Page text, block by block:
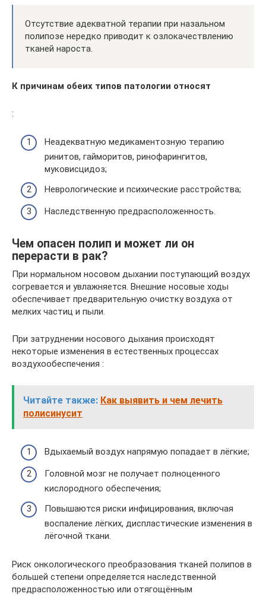
Отсутствие адекватной терапии при назальном
полипозе нередко приводит к озлокачествлению
тканей нароста.
К причинам обеих типов патологии относят
:
Неадекватную медикаментозную терапию
ринитов, гайморитов, ринофарингитов,
муковисцидоз;
Неврологические и психические расстройства;
Наследственную предрасположенность.
Чем опасен полип и может ли он
перерасти в рак?
При нормальном носовом дыхании поступающий воздух
согревается и увлажняется. Внешние носовые ходы
обеспечивает предварительную очистку воздуха от
мелких частиц и пыли.
При затруднении носового дыхания происходят
некоторые изменения в естественных процессах
воздухообеспечения :
Читайте также: Как выявить и чем лечить
полисинусит
Вдыхаемый воздух напрямую попадает в лёгкие;
Головной мозг не получает полноценного
кислородного обеспечения;
Повышаются риски инфицирования, включая
воспаление лёгких, диспластические изменения в
лёгочной ткани.
Риск онкологического преобразования тканей полипов в
большей степени определяется наследственной
предрасположенностью или отягощённым